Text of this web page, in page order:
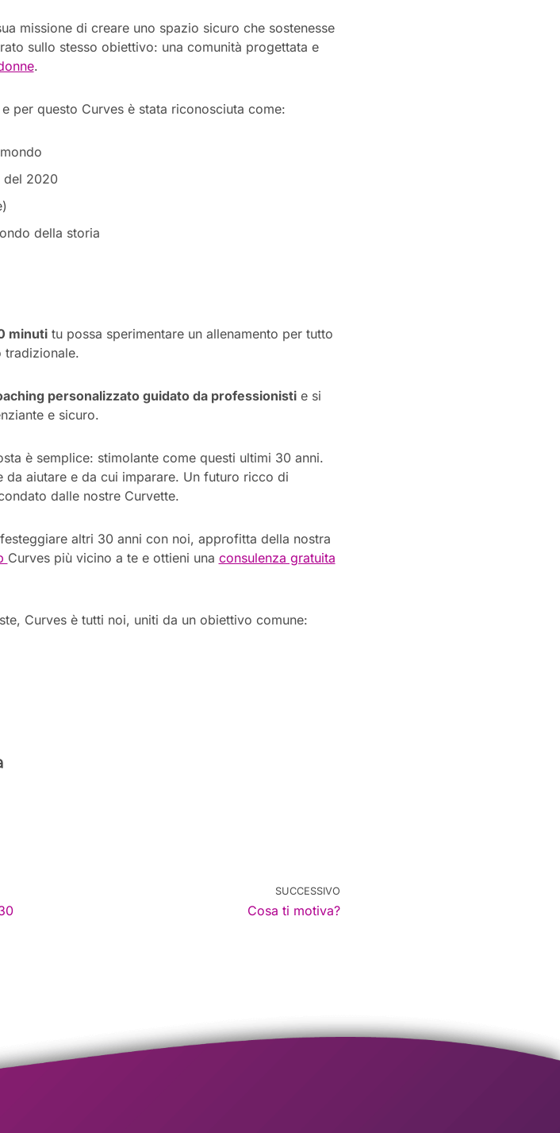
missione di creare uno spazio sicuro che sostenesse
sullo stesso obiettivo: una comunità progettata e
.
per questo Curves è stata riconosciuta come:
del 2020
della storia
minutitu possa sperimentare un allenamento per tutto
tradizionale.
personalizzato guidato da professionistie si
e sicuro.
è semplice: stimolante come questi ultimi 30 anni.
aiutare e da cui imparare. Un futuro ricco di
dalle nostre Curvette.
altri 30 anni con noi, approfitta della nostra
Curvespiù vicino a tee ottieni una consulenza gratuita
Curves è tutti noi, uniti da un obiettivo comune:
SUCCESSIVO
Cosa ti motiva?